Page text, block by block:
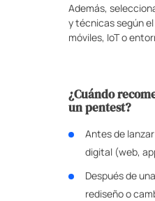
Además,
y técnicas según
móviles, IoT o
¿Cuándo
un pentest?
Antes de
digital (web,
Después de
rediseño o